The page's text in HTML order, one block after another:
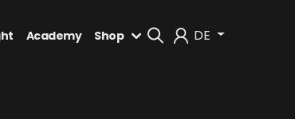
DE
Academy Shop